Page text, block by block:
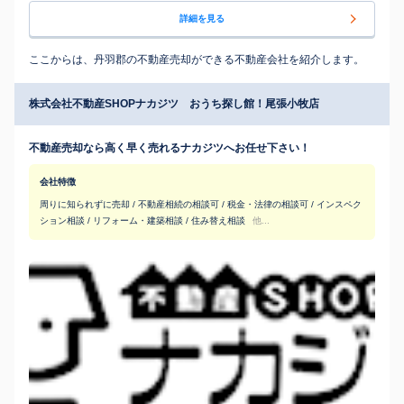
詳細を見る
ここからは、丹羽郡の不動産売却ができる不動産会社を紹介します。
株式会社不動産SHOPナカジツ おうち探し館！尾張小牧店
不動産売却なら高く早く売れるナカジツへお任せ下さい！
会社特徴
周りに知られずに売却 / 不動産相続の相談可 / 税金・法律の相談可 / インスペク
ション相談 / リフォーム・建築相談 / 住み替え相談
他...